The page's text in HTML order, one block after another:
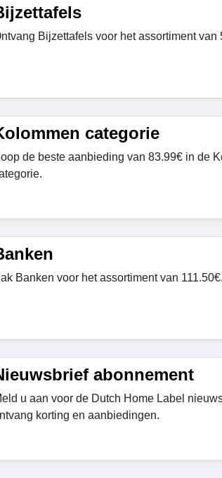
Bijzettafels voor het assortiment van
categorie
de beste aanbieding van 83.99€ in de
Banken voor het assortiment van 111.50€.
abonnement
u aan voor de Dutch Home Label
korting en aanbiedingen.